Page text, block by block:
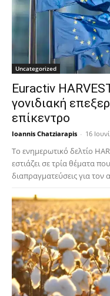
Uncategorized
Euractiv
γονιδιακή
επίκεντρο
Ioannis Chatziarapis - 16
Το ενημερωτικό δελτίο
εστιάζει σε τρία θέματα
διαπραγματεύσεις για